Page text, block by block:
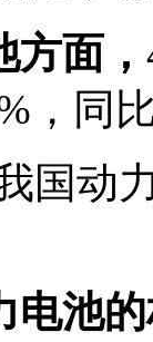
面，
，同
国动
电池